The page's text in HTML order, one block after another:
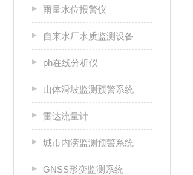
雨量水位报警仪
自来水厂水质监测设备
ph在线分析仪
山体滑坡监测预警系统
雷达流量计
城市内涝监测预警系统
GNSS形变监测系统